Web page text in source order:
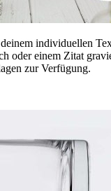
individuellen
oder einem Zitat
zur Verfügung.